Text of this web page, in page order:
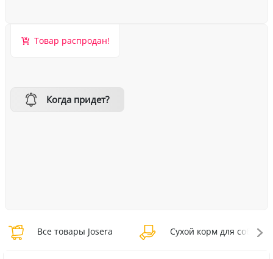
Товар распродан!
Когда придет?
Все товары Josera Сухой корм для собак